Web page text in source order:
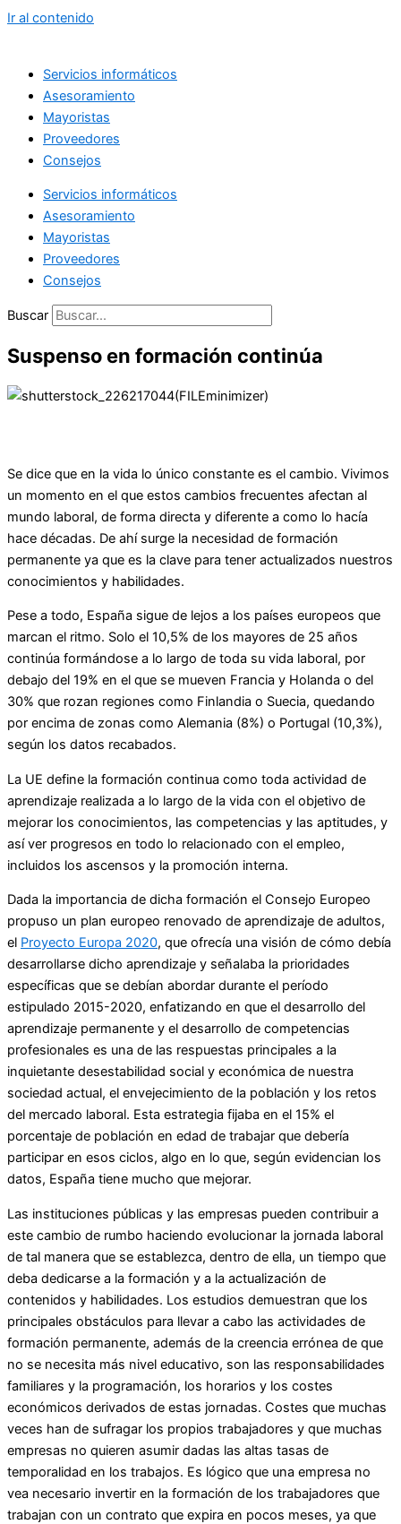
Ir al contenido
Servicios informáticos
Asesoramiento
Mayoristas
Proveedores
Consejos
Servicios informáticos
Asesoramiento
Mayoristas
Proveedores
Consejos
Buscar
Suspenso en formación continúa
Se dice que en la vida lo único constante es el cambio. Vivimos
un momento en el que estos cambios frecuentes afectan al
mundo laboral, de forma directa y diferente a como lo hacía
hace décadas. De ahí surge la necesidad de formación
permanente ya que es la clave para tener actualizados nuestros
conocimientos y habilidades.
Pese a todo, España sigue de lejos a los países europeos que
marcan el ritmo. Solo el 10,5% de los mayores de 25 años
continúa formándose a lo largo de toda su vida laboral, por
debajo del 19% en el que se mueven Francia y Holanda o del
30% que rozan regiones como Finlandia o Suecia, quedando
por encima de zonas como Alemania (8%) o Portugal (10,3%),
según los datos recabados.
La UE define la formación continua como toda actividad de
aprendizaje realizada a lo largo de la vida con el objetivo de
mejorar los conocimientos, las competencias y las aptitudes, y
así ver progresos en todo lo relacionado con el empleo,
incluidos los ascensos y la promoción interna.
Dada la importancia de dicha formación el Consejo Europeo
propuso un plan europeo renovado de aprendizaje de adultos,
el Proyecto Europa 2020, que ofrecía una visión de cómo debía
desarrollarse dicho aprendizaje y señalaba la prioridades
específicas que se debían abordar durante el período
estipulado 2015-2020, enfatizando en que el desarrollo del
aprendizaje permanente y el desarrollo de competencias
profesionales es una de las respuestas principales a la
inquietante desestabilidad social y económica de nuestra
sociedad actual, el envejecimiento de la población y los retos
del mercado laboral. Esta estrategia fijaba en el 15% el
porcentaje de población en edad de trabajar que debería
participar en esos ciclos, algo en lo que, según evidencian los
datos, España tiene mucho que mejorar.
Las instituciones públicas y las empresas pueden contribuir a
este cambio de rumbo haciendo evolucionar la jornada laboral
de tal manera que se establezca, dentro de ella, un tiempo que
deba dedicarse a la formación y a la actualización de
contenidos y habilidades. Los estudios demuestran que los
principales obstáculos para llevar a cabo las actividades de
formación permanente, además de la creencia errónea de que
no se necesita más nivel educativo, son las responsabilidades
familiares y la programación, los horarios y los costes
económicos derivados de estas jornadas. Costes que muchas
veces han de sufragar los propios trabajadores y que muchas
empresas no quieren asumir dadas las altas tasas de
temporalidad en los trabajos. Es lógico que una empresa no
vea necesario invertir en la formación de los trabajadores que
trabajan con un contrato que expira en pocos meses, ya que